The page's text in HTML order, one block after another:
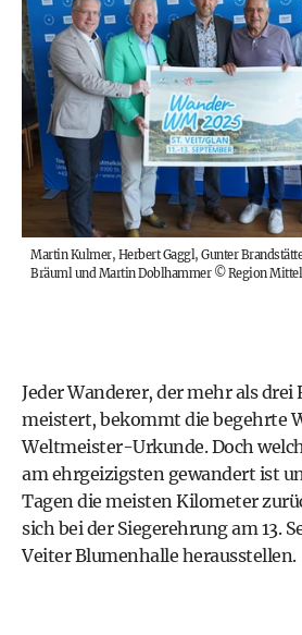
Martin Kulmer, Herbert Gaggl, Gunter
Bräuml und Martin Doblhammer©Region
Jeder Wanderer, der mehr als
meistert, bekommt die begehrte
Weltmeister-Urkunde. Doch
am ehrgeizigsten gewandert ist
Tagen die meisten Kilometer
sich bei der Siegerehrung am 13.
Veiter Blumenhalle herausstellen.